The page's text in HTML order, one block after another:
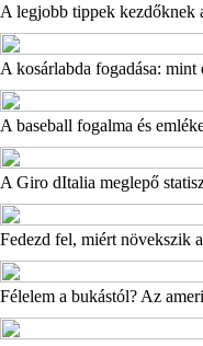
A legjobb tippek kezdőknek
A kosárlabda fogadása:
A baseball fogalma és
A Giro dItalia meglepő
Fedezd fel, miért növekszik
Félelem a bukástól? Az